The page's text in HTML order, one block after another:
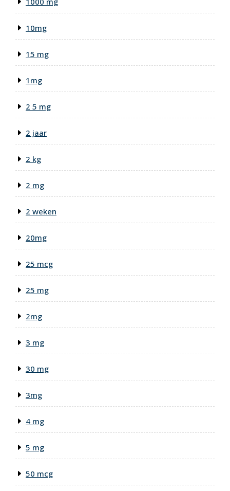
10mg
15 mg
1mg
2 5 mg
2 jaar
2 kg
2 mg
2 weken
20mg
25 mcg
25 mg
2mg
3 mg
30 mg
3mg
4 mg
5 mg
50 mcg